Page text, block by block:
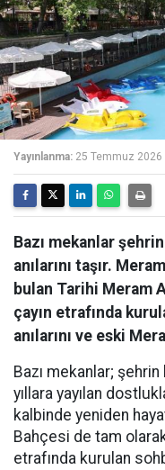
Yayınlanma: 25 Temmuz
Bazı mekanlar
anılarını taşır.
bulan Tarihi Meram
çayın etrafında
anılarını ve eski
Bazı mekanlar; şehrin
yıllara yayılan
kalbinde yeniden
Bahçesi de tam
etrafında kurulan